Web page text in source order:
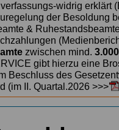
widrig erklärt
der Besoldung
&
zwischen mind.
gibt hierzu eine
Beschluss des
(im II. Quartal.2026 >>>